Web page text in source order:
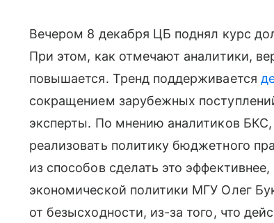
Вечером 8 декабря ЦБ поднял курс
При этом, как отмечают аналитики,
повышается. Тренд поддерживается
сокращением зарубежных
эксперты. По мнению аналитиков БКС,
реализовать политику бюджетного
из способов сделать это
экономической политики МГУ Олег
от безысходности, из-за того, что